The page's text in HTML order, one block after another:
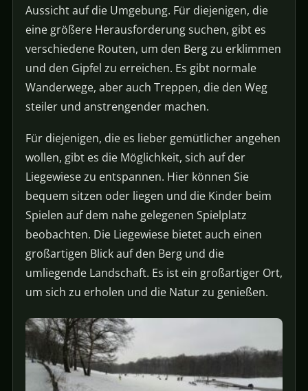
Aussicht auf die Umgebung. Für diejenigen, die
eine größere Herausforderung suchen, gibt es
verschiedene Routen, um den Berg zu erklimmen
und den Gipfel zu erreichen. Es gibt normale
Wanderwege, aber auch Treppen, die den Weg
steiler und anstrengender machen.
Für diejenigen, die es lieber gemütlicher angehen
wollen, gibt es die Möglichkeit, sich auf der
Liegewiese zu entspannen. Hier können Sie
bequem sitzen oder liegen und die Kinder beim
Spielen auf dem nahe gelegenen Spielplatz
beobachten. Die Liegewiese bietet auch einen
großartigen Blick auf den Berg und die
umliegende Landschaft. Es ist ein großartiger Ort,
um sich zu erholen und die Natur zu genießen.